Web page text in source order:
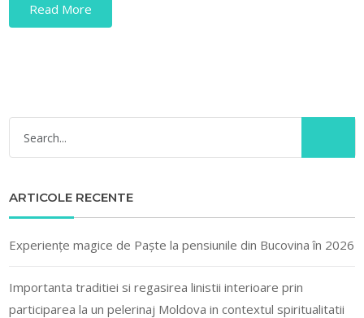
Read More
ARTICOLE RECENTE
Experiențe magice de Paște la pensiunile din Bucovina în 2026
Importanta traditiei si regasirea linistii interioare prin
participarea la un pelerinaj Moldova in contextul spiritualitatii